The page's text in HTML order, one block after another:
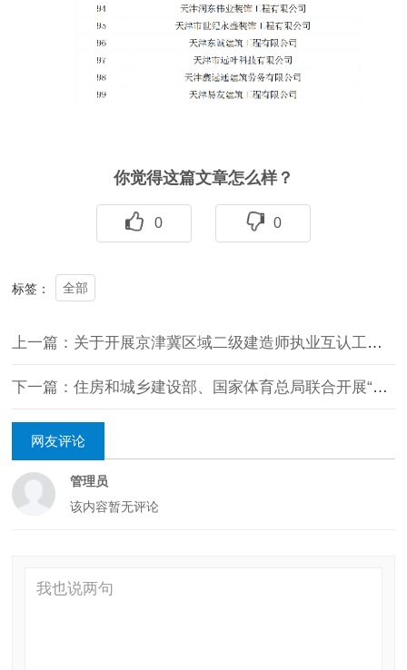
你觉得这篇文章怎么样？
0 0
标签： 全部
上一篇：关于开展京津冀区域二级建造师执业互认工作的通知
下一篇：住房和城乡建设部、国家体育总局联合开展“国球进社区”“国球进公园”活动
网友评论
管理员
该内容暂无评论